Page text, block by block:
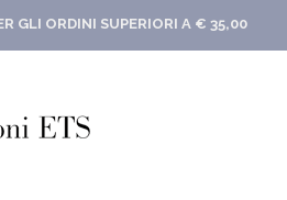
GLI ORDINI SUPERIORI A € 35,00